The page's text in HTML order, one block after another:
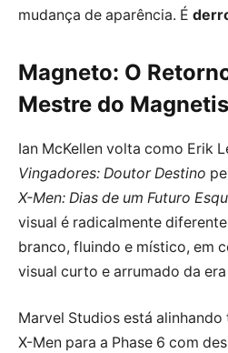
mudança de aparência. É
Magneto: O
Mestre do
Ian McKellen volta como Erik
Vingadores: Doutor Destino
X-Men: Dias de um Futuro
visual é radicalmente
branco, fluindo e místico, em
visual curto e arrumado da era
Marvel Studios está
X-Men para a Phase 6 com